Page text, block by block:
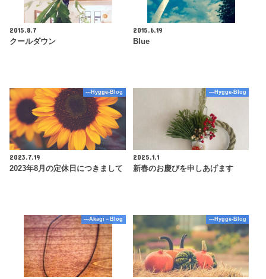
2015.8.7
クールダウン
2015.6.19
Blue
---Hygge-Blog
2023.7.19
2023年8月の定休日につきまして
---Hygge-Blog
2025.1.1
新春のお慶びを申しあげます
---Akagi－Blog ---Hygge-Blog